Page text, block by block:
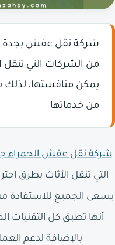
شركة نقل عفش بجدة
من الشركات التي تنقل
يمكن منافستها، لذلك
من خدماتها
شركة نقل عفش الحمراء
التي تنقل الأثاث بطرق
يسعى الجميع للاستفادة
أنها تطبق كل التقنيات
بالإضافة لدعم